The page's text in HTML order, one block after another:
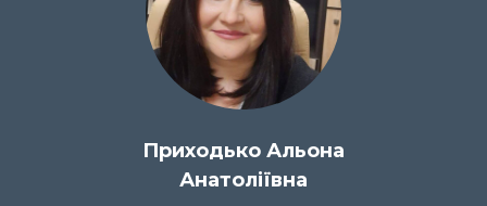
Приходько Альона
Анатоліївна